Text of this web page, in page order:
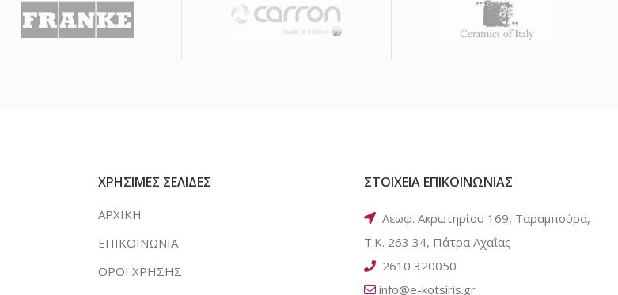
ΧΡΗΣΙΜΕΣ ΣΕΛΙΔΕΣ
ΑΡΧΙΚΗ
ΕΠΙΚΟΙΝΩΝΙΑ
ΟΡΟΙ ΧΡΗΣΗΣ
ΣΤΟΙΧΕΙΑ ΕΠΙΚΟΙΝΩΝΙΑΣ
Λεωφ. Ακρωτηρίου 169, Ταραμπούρα,
Τ.Κ. 263 34, Πάτρα Αχαΐας
2610 320050
info@e-kotsiris.gr